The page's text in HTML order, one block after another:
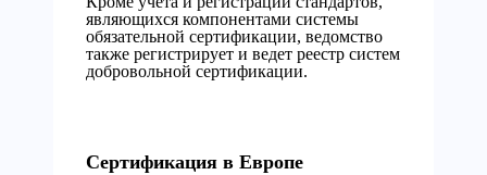
являющихся компонентами системы
обязательной сертификации, ведомство
также регистрирует и ведет реестр систем
добровольной сертификации.
Сертификация в Европе